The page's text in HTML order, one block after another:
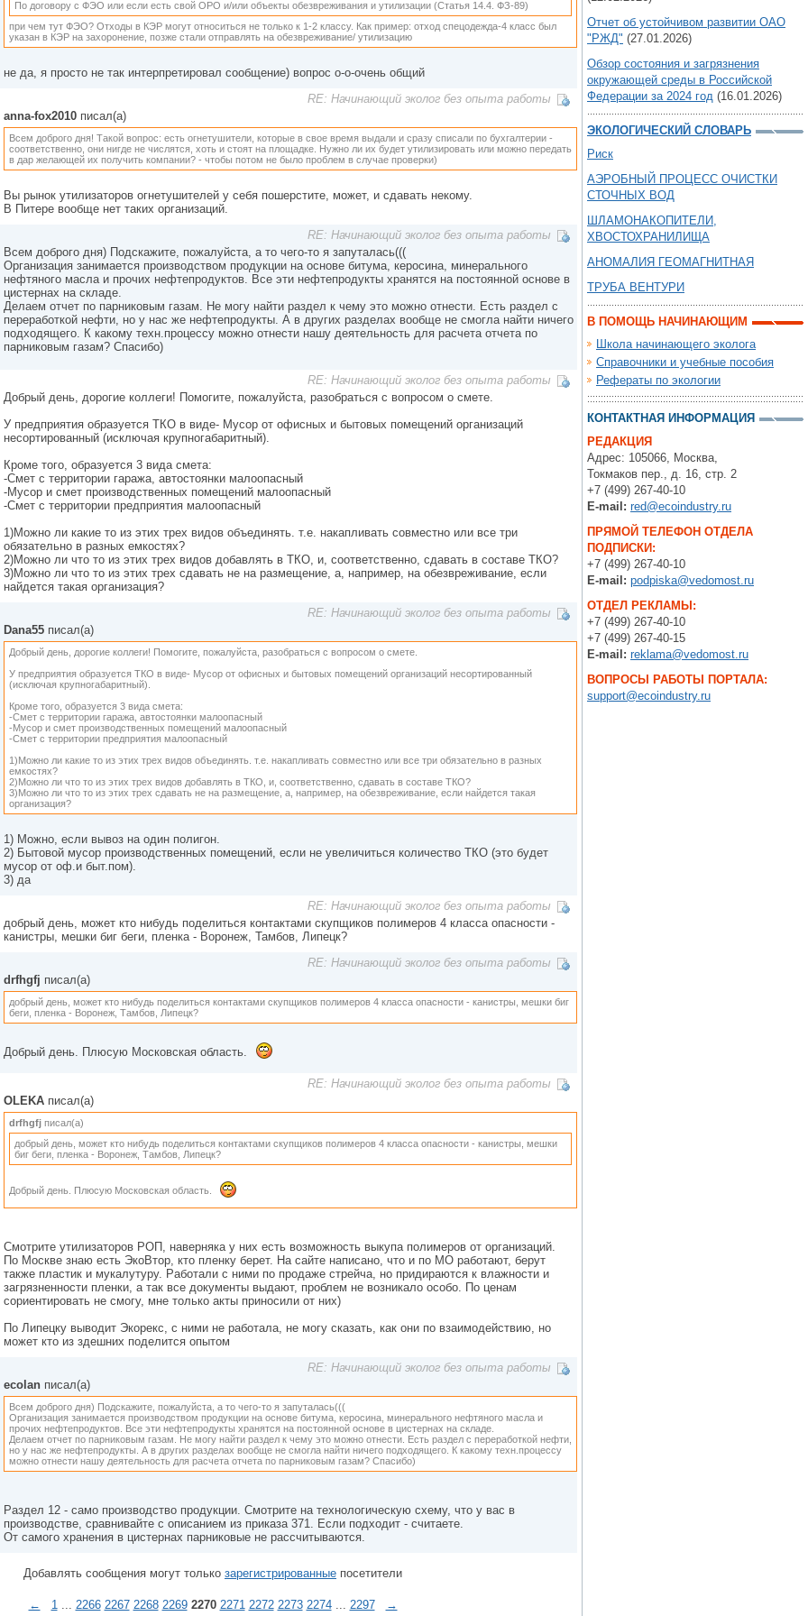
По договору с ФЭО или если есть свой ОРО и/или объекты обезвреживания и утилизации (Статья 14.4. ФЗ-89)
при чем тут ФЭО? Отходы в КЭР могут относиться не только к 1-2 классу. Как пример: отход спецодежда-4 класс был
указан в КЭР на захоронение, позже стали отправлять на обезвреживание/ утилизацию
не да, я просто не так интерпретировал сообщение) вопрос о-о-очень общий
RE: Начинающий эколог без опыта работы
anna-fox2010 писал(а)
Всем доброго дня! Такой вопрос: есть огнетушители, которые в свое время выдали и сразу списали по бухгалтерии -
соответственно, они нигде не числятся, хоть и стоят на площадке. Нужно ли их будет утилизировать или можно передать
в дар желающей их получить компании? - чтобы потом не было проблем в случае проверки)
Вы рынок утилизаторов огнетушителей у себя пошерстите, может, и сдавать некому.
В Питере вообще нет таких организаций.
RE: Начинающий эколог без опыта работы
Всем доброго дня) Подскажите, пожалуйста, а то чего-то я запуталась(((
Организация занимается производством продукции на основе битума, керосина, минерального
нефтяного масла и прочих нефтепродуктов. Все эти нефтепродукты хранятся на постоянной основе в
цистернах на складе.
Делаем отчет по парниковым газам. Не могу найти раздел к чему это можно отнести. Есть раздел с
переработкой нефти, но у нас же нефтепродукты. А в других разделах вообще не смогла найти ничего
подходящего. К какому техн.процессу можно отнести нашу деятельность для расчета отчета по
парниковым газам? Спасибо)
RE: Начинающий эколог без опыта работы
Добрый день, дорогие коллеги! Помогите, пожалуйста, разобраться с вопросом о смете.
У предприятия образуется ТКО в виде- Мусор от офисных и бытовых помещений организаций
несортированный (исключая крупногабаритный).
Кроме того, образуется 3 вида смета:
-Смет с территории гаража, автостоянки малоопасный
-Мусор и смет производственных помещений малоопасный
-Смет с территории предприятия малоопасный
1)Можно ли какие то из этих трех видов объединять. т.е. накапливать совместно или все три
обязательно в разных емкостях?
2)Можно ли что то из этих трех видов добавлять в ТКО, и, соответственно, сдавать в составе ТКО?
3)Можно ли что то из этих трех сдавать не на размещение, а, например, на обезвреживание, если
найдется такая организация?
RE: Начинающий эколог без опыта работы
Dana55 писал(а)
Добрый день, дорогие коллеги! Помогите, пожалуйста, разобраться с вопросом о смете.
У предприятия образуется ТКО в виде- Мусор от офисных и бытовых помещений организаций несортированный
(исключая крупногабаритный).
Кроме того, образуется 3 вида смета:
-Смет с территории гаража, автостоянки малоопасный
-Мусор и смет производственных помещений малоопасный
-Смет с территории предприятия малоопасный
1)Можно ли какие то из этих трех видов объединять. т.е. накапливать совместно или все три обязательно в разных
емкостях?
2)Можно ли что то из этих трех видов добавлять в ТКО, и, соответственно, сдавать в составе ТКО?
3)Можно ли что то из этих трех сдавать не на размещение, а, например, на обезвреживание, если найдется такая
организация?
1) Можно, если вывоз на один полигон.
2) Бытовой мусор производственных помещений, если не увеличиться количество ТКО (это будет
мусор от оф.и быт.пом).
3) да
RE: Начинающий эколог без опыта работы
добрый день, может кто нибудь поделиться контактами скупщиков полимеров 4 класса опасности -
канистры, мешки биг беги, пленка - Воронеж, Тамбов, Липецк?
RE: Начинающий эколог без опыта работы
drfhgfj писал(а)
добрый день, может кто нибудь поделиться контактами скупщиков полимеров 4 класса опасности - канистры, мешки биг
беги, пленка - Воронеж, Тамбов, Липецк?
Добрый день. Плюсую Московская область.
RE: Начинающий эколог без опыта работы
OLEKA писал(а)
drfhgfj писал(а)
добрый день, может кто нибудь поделиться контактами скупщиков полимеров 4 класса опасности - канистры, мешки
биг беги, пленка - Воронеж, Тамбов, Липецк?
Добрый день. Плюсую Московская область.
Смотрите утилизаторов РОП, наверняка у них есть возможность выкупа полимеров от организаций.
По Москве знаю есть ЭкоВтор, кто пленку берет. На сайте написано, что и по МО работают, берут
также пластик и мукалутуру. Работали с ними по продаже стрейча, но придираются к влажности и
загрязненности пленки, а так все документы выдают, проблем не возникало особо. По ценам
сориентировать не смогу, мне только акты приносили от них)
По Липецку выводит Экорекс, с ними не работала, не могу сказать, как они по взаимодействию, но
может кто из здешних поделится опытом
RE: Начинающий эколог без опыта работы
ecolan писал(а)
Всем доброго дня) Подскажите, пожалуйста, а то чего-то я запуталась(((
Организация занимается производством продукции на основе битума, керосина, минерального нефтяного масла и
прочих нефтепродуктов. Все эти нефтепродукты хранятся на постоянной основе в цистернах на складе.
Делаем отчет по парниковым газам. Не могу найти раздел к чему это можно отнести. Есть раздел с переработкой нефти,
но у нас же нефтепродукты. А в других разделах вообще не смогла найти ничего подходящего. К какому техн.процессу
можно отнести нашу деятельность для расчета отчета по парниковым газам? Спасибо)
Раздел 12 - само производство продукции. Смотрите на технологическую схему, что у вас в
производстве, сравнивайте с описанием из приказа 371. Если подходит - считаете.
От самого хранения в цистернах парниковые не рассчитываются.
Добавлять сообщения могут только зарегистрированные посетители
← 1... 2266 2267 2268 2269 2270 2271 2272 2273 2274... 2297 →
Отчет об устойчивом развитии ОАО
"РЖД" (27.01.2026)
Обзор состояния и загрязнения
окружающей среды в Российской
Федерации за 2024 год (16.01.2026)
ЭКОЛОГИЧЕСКИЙ СЛОВАРЬ
Риск
АЭРОБНЫЙ ПРОЦЕСС ОЧИСТКИ
СТОЧНЫХ ВОД
ШЛАМОНАКОПИТЕЛИ,
ХВОСТОХРАНИЛИЩА
АНОМАЛИЯ ГЕОМАГНИТНАЯ
ТРУБА ВЕНТУРИ
В ПОМОЩЬ НАЧИНАЮЩИМ
Школа начинающего эколога
Справочники и учебные пособия
Рефераты по экологии
КОНТАКТНАЯ ИНФОРМАЦИЯ
РЕДАКЦИЯ
Адрес: 105066, Москва,
Токмаков пер., д. 16, стр. 2
+7 (499) 267-40-10
E-mail: red@ecoindustry.ru
ПРЯМОЙ ТЕЛЕФОН ОТДЕЛА
ПОДПИСКИ:
+7 (499) 267-40-10
E-mail: podpiska@vedomost.ru
ОТДЕЛ РЕКЛАМЫ:
+7 (499) 267-40-10
+7 (499) 267-40-15
E-mail: reklama@vedomost.ru
ВОПРОСЫ РАБОТЫ ПОРТАЛА:
support@ecoindustry.ru